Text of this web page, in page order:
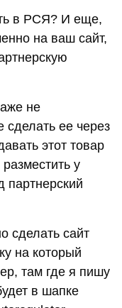
в РСЯ? И еще,
на ваш сайт,
не
ее через
этот товар
у
партнерский
сделать сайт
на который
там где я пишу
в шапке